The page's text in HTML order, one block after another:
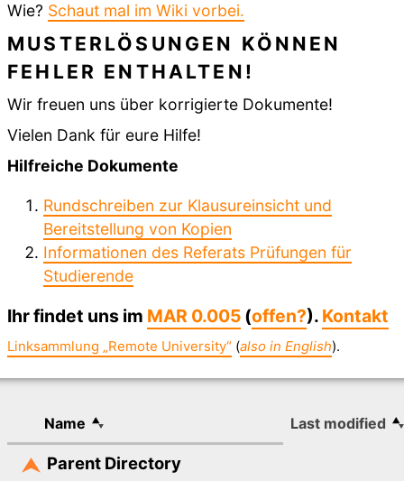
Wie? Schaut mal im Wiki vorbei.
MUSTERLÖSUNGEN KÖNNEN
FEHLER ENTHALTEN!
Wir freuen uns über korrigierte Dokumente!
Vielen Dank für eure Hilfe!
Hilfreiche Dokumente
Rundschreiben zur Klausureinsicht und
Bereitstellung von Kopien
Informationen des Referats Prüfungen für
Studierende
Ihr findet uns im MAR 0.005 (offen?). Kontakt
Linksammlung „Remote University“ (also in English).
Name Last modified
Parent Directory